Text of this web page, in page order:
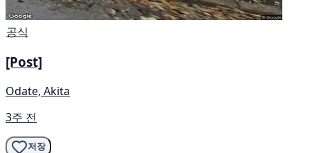
공식
[Post]
Odate, Akita
3주 전
저장